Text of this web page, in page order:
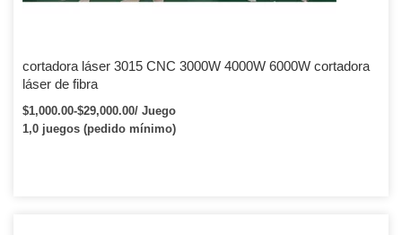
cortadora láser 3015 CNC 3000W 4000W 6000W cortadora
láser de fibra
$1,000.00-$29,000.00/ Juego
1,0 juegos (pedido mínimo)